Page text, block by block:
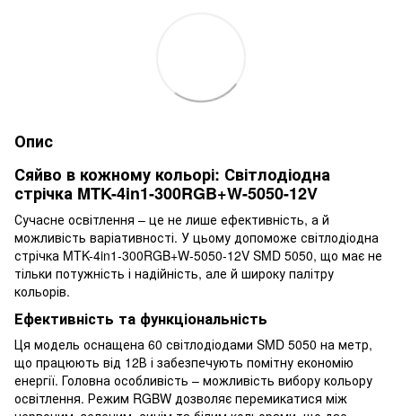
Опис
Сяйво в кожному кольорі: Світлодіодна
стрічка MTK-4in1-300RGB+W-5050-12V
Сучасне освітлення – це не лише ефективність, а й
можливість варіативності. У цьому допоможе світлодіодна
стрічка MTK-4in1-300RGB+W-5050-12V SMD 5050, що має не
тільки потужність і надійність, але й широку палітру
кольорів.
Ефективність та функціональність
Ця модель оснащена 60 світлодіодами SMD 5050 на метр,
що працюють від 12В і забезпечують помітну економію
енергії. Головна особливість – можливість вибору кольору
освітлення. Режим RGBW дозволяє перемикатися між